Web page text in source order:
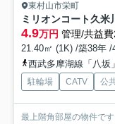
東村山市栄町
ミリオンコート久米
4.9万円 管理/共益
21.40㎡ (1K) /築38年 /
西武多摩湖線「八坂
駐輪場 CATV 公
最上階角部屋の物件で